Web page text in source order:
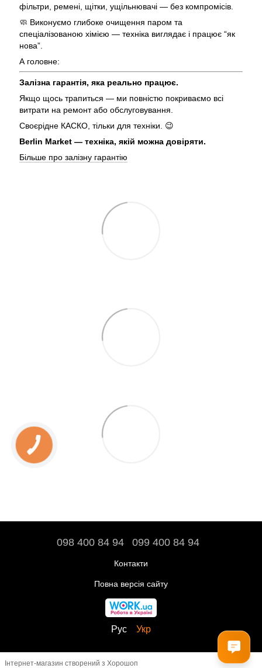
фільтри, ремені, щітки, ущільнювачі — без компромісів.
🧼 Виконуємо глибоке очищення паром та
спеціалізованою хімією — техніка виглядає і працює “як
нова”.
А головне:
Залізна гарантія, яка реально працює.
Якщо щось трапиться — ми повністю покриваємо всі
витрати на ремонт або обслуговування.
Своєрідне КАСКО, тільки для техніки. 😉
Berlin Market — техніка, якій можна довіряти.
Більше про залізну гарантію
098 400 84 94‬ 099 400 84 94
Контакти
Повна версія сайту
Рус Укр
Інтернет-магазин створений з Хорошоп